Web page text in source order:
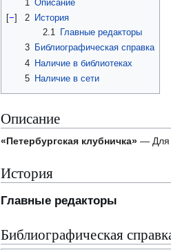
1 Описание
[−] 2
История
2.1
Главные редакторы
3
Библиографическая справка
4 Наличие в библиотеках
5
Наличие в сети
Описание
«Петербургская клубничка» — Для
История
Главные редакторы
Библиографическая